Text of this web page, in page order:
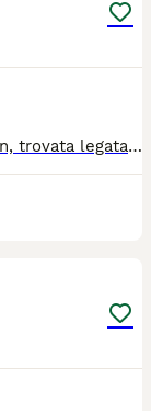
Brigitte, nata il 06/05/2023. Piccola Breton, trovata legata ad un vecchio frigo in mezza al nulla. Lei è buona, coccolosa e gioiosa. Va d'accordo con tutti. Se qualcuno le regala una bella casa, magari lei crede di nuovo nella bontà delle persone. Per tutte le info chiamate il 371/4497821